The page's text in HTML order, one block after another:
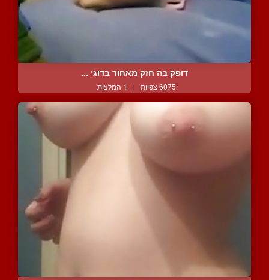
דופק בה חזק מאחור בדוגי ...
6075 צפיות | 1 המלצות